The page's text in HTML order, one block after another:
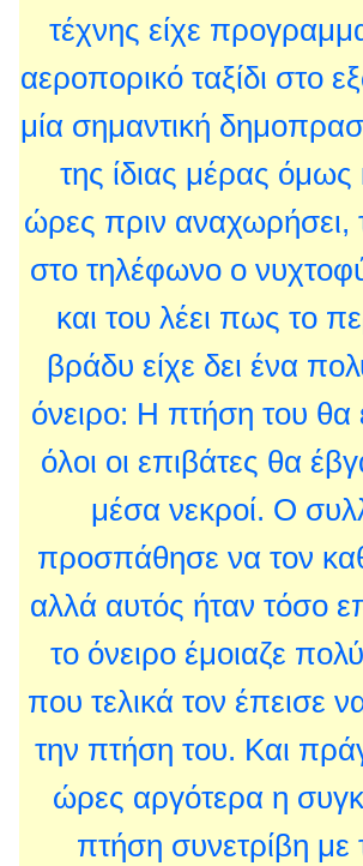
τέχνης είχε
αεροπορικό ταξίδι στο
μία σημαντική
της ίδιας μέρας όμως
ώρες πριν αναχωρήσει,
στο τηλέφωνο ο
και του λέει πως το
βράδυ είχε δει ένα
όνειρο: Η πτήση του θα
όλοι οι επιβάτες θα
μέσα νεκροί. Ο
προσπάθησε να τον
αλλά αυτός ήταν τόσο
το όνειρο έμοιαζε
που τελικά τον έπεισε
την πτήση του. Και
ώρες αργότερα η
πτήση συνετρίβη με